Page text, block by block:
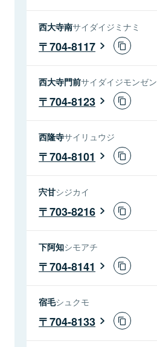
西大寺南サイダイジミナミ
704-8117
西大寺門前サイダイジモンゼン
704-8123
西隆寺サイリュウジ
704-8101
宍甘シジカイ
703-8216
下阿知シモアチ
704-8141
宿毛シュクモ
704-8133